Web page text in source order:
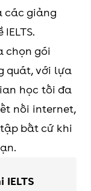
các giảng
chọn gói
quát, với lựa
học tối đa
nối internet,
bất cứ khi